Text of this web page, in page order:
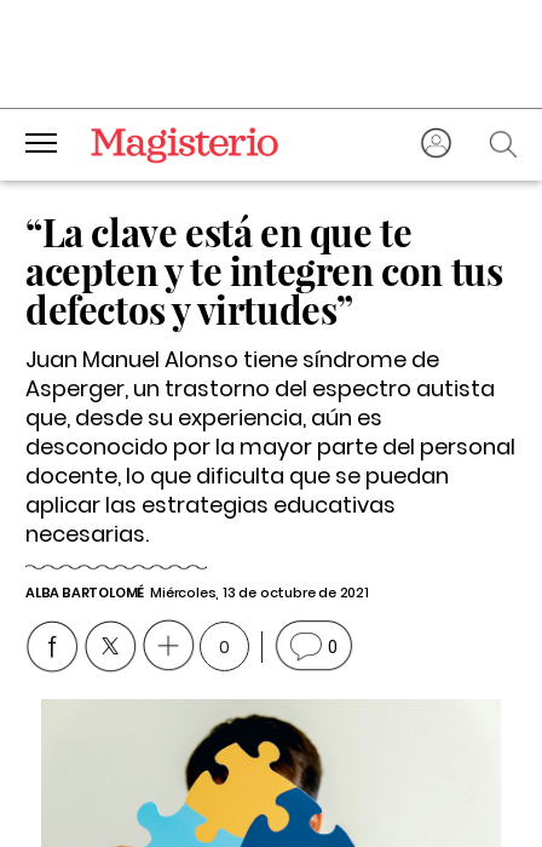
“La clave está en que te
acepten y te integren con tus
defectos y virtudes”
Juan Manuel Alonso tiene síndrome de
Asperger, un trastorno del espectro autista
que, desde su experiencia, aún es
desconocido por la mayor parte del personal
docente, lo que dificulta que se puedan
aplicar las estrategias educativas
necesarias.
ALBA BARTOLOMÉ Miércoles, 13 de octubre de 2021
0 0